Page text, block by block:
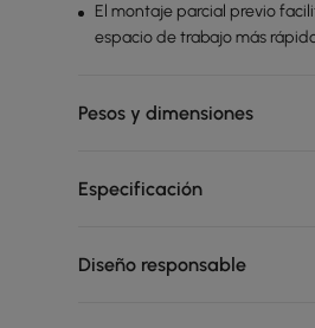
El montaje parcial previo
espacio de trabajo más
Pesos y dimensiones
Especificación
Diseño responsable